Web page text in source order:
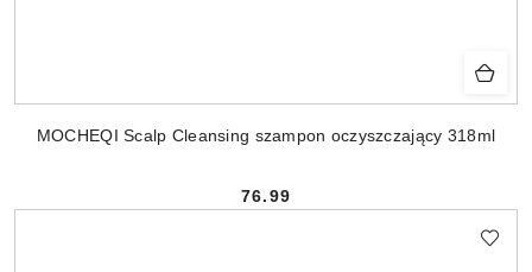
MOCHEQI Scalp Cleansing szampon oczyszczający 318ml
Cena:
76.99